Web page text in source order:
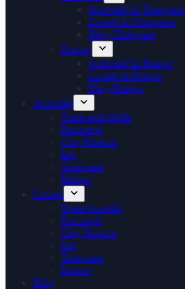
Activități în Timișoara
Locații în Timișoara
Blog Timișoara
Brașov
Activități în Brașov
Locații în Brașov
Blog Brașov
Activități
Toate activitățile
București
Cluj-Napoca
Iași
Timișoara
Brașov
Locații
Toate locațiile
București
Cluj-Napoca
Iași
Timișoara
Brașov
Blog